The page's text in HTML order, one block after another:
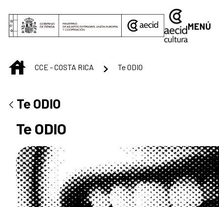
MENÚ
INICIO
CCE - COSTA RICA Te ODIO
Te ODIO
Te ODIO